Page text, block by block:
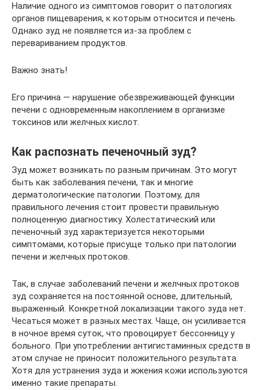
Наличие одного из симптомов говорит о патологиях
органов пищеварения, к которым относится и печень.
Однако зуд не появляется из-за проблем с
перевариванием продуктов.
Важно знать!
Его причина — нарушение обезвреживающей функции
печени с одновременным накоплением в организме
токсинов или желчных кислот.
Как распознать печеночный зуд?
Зуд может возникать по разным причинам. Это могут
быть как заболевания печени, так и многие
дерматологические патологии. Поэтому, для
правильного лечения стоит провести правильную
полноценную диагностику. Холестатический или
печеночный зуд характеризуется некоторыми
симптомами, которые присуще только при патологии
печени и желчных протоков.
Так, в случае заболеваний печени и желчных протоков
зуд сохраняется на постоянной основе, длительный,
выраженный. Конкретной локализации такого зуда нет.
Чесаться может в разных местах. Чаще, он усиливается
в ночное время суток, что провоцирует бессонницу у
больного. При употреблении антигистаминных средств в
этом случае не приносит положительного результата.
Хотя для устранения зуда и жжения кожи используются
именно такие препараты.